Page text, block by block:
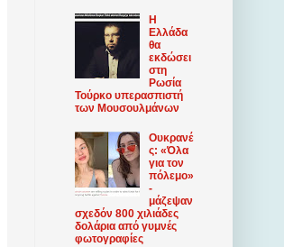
Η
Ελλάδα
θα
εκδώσει
στη
Ρωσία
Τούρκο υπερασπιστή
των Μουσουλμάνων
Ουκρανέ
ς: «Όλα
για τον
πόλεμο»
-
μάζεψαν
σχεδόν 800 χιλιάδες
δολάρια από γυμνές
φωτογραφίες